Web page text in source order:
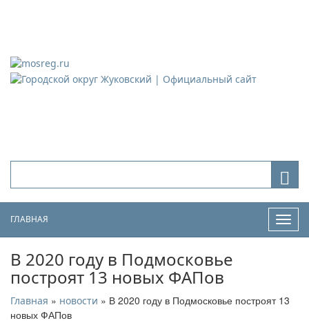
ГЛАВНАЯ
В 2020 году в Подмосковье
построят 13 новых ФАПов
Главная » новости » В 2020 году в Подмосковье построят 13
новых ФАПов